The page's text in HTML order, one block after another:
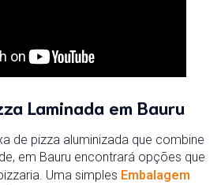
Laminada em Bauru
de pizza aluminizada que combine
em Bauru encontrará opções que
Uma simples Embalagem